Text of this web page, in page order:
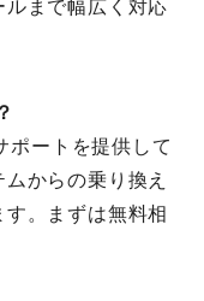
まで幅広く対応
ポートを提供して
からの乗り換え
。まずは無料相